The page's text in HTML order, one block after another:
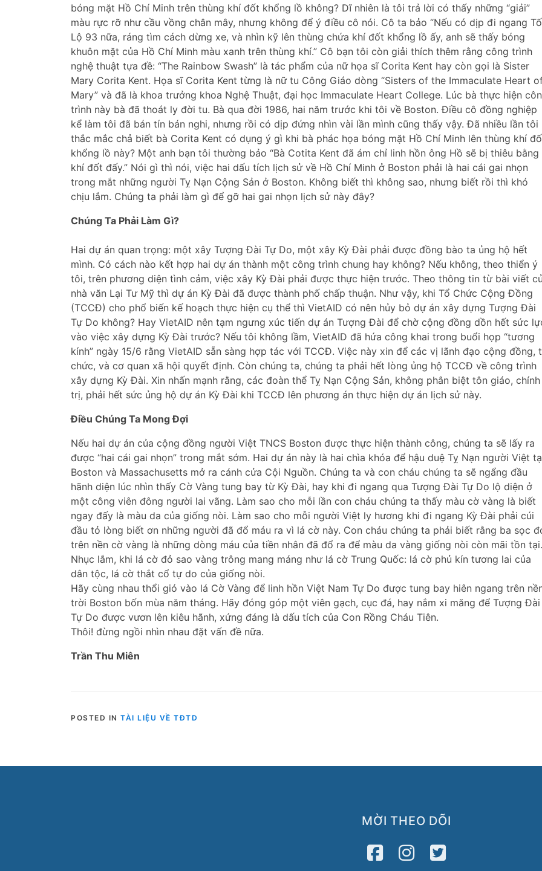
bóng mặt Hồ Chí Minh trên thùng khí đốt khổng lồ không? Dĩ nhiên là tôi trả lời có thấy những “giải”
màu rực rỡ như cầu vồng chân mây, nhưng không để ý điều cô nói. Cô ta bảo “Nếu có dịp đi ngang
Lộ 93 nữa, ráng tìm cách dừng xe, và nhìn kỹ lên thùng chứa khí đốt khổng lồ ấy, anh sẽ thấy bóng
khuôn mặt của Hồ Chí Minh màu xanh trên thùng khí.” Cô bạn tôi còn giải thích thêm rằng công trình
nghệ thuật tựa đề: “The Rainbow Swash” là tác phẩm của nữ họa sĩ Corita Kent hay còn gọi là Sister
Mary Corita Kent. Họa sĩ Corita Kent từng là nữ tu Công Giáo dòng “Sisters of the Immaculate Heart
Mary” và đã là khoa trưởng khoa Nghệ Thuật, đại học Immaculate Heart College. Lúc bà thực hiện
trình này bà đã thoát ly đời tu. Bà qua đời 1986, hai năm trước khi tôi về Boston. Điều cô đồng nghiệp
kể làm tôi đã bán tín bán nghi, nhưng rồi có dịp đứng nhìn vài lần mình cũng thấy vậy. Đã nhiều lần tôi
thắc mắc chả biết bà Corita Kent có dụng ý gì khi bà phác họa bóng mặt Hồ Chí Minh lên thùng khí
khổng lồ này? Một anh bạn tôi thường bảo “Bà Cotita Kent đã ám chỉ linh hồn ông Hồ sẽ bị thiêu bằng
khí đốt đấy.” Nói gì thì nói, việc hai dấu tích lịch sử về Hồ Chí Minh ở Boston phải là hai cái gai nhọn
trong mắt những người Tỵ Nạn Cộng Sản ở Boston. Không biết thì không sao, nhưng biết rồi thì khó
chịu lắm. Chúng ta phải làm gì để gỡ hai gai nhọn lịch sử này đây?
Chúng Ta Phải Làm Gì?
Hai dự án quan trọng: một xây Tượng Đài Tự Do, một xây Kỳ Đài phải được đồng bào ta ủng hộ hết
mình. Có cách nào kết hợp hai dự án thành một công trình chung hay không? Nếu không, theo thiển ý
tôi, trên phương diện tình cảm, việc xây Kỳ Đài phải được thực hiện trước. Theo thông tin từ bài viết
nhà văn Lại Tư Mỹ thì dự án Kỳ Đài đã được thành phố chấp thuận. Như vậy, khi Tổ Chức Cộng Đồng
(TCCĐ) cho phổ biến kế hoạch thực hiện cụ thể thì VietAID có nên hủy bỏ dự án xây dựng Tượng Đài
Tự Do không? Hay VietAID nên tạm ngưng xúc tiến dự án Tượng Đài để chờ cộng đồng dồn hết sức
vào việc xây dựng Kỳ Đài trước? Nếu tôi không lầm, VietAID đã hứa công khai trong buổi họp “tương
kính” ngày 15/6 rằng VietAID sẵn sàng hợp tác với TCCĐ. Việc này xin để các vị lãnh đạo cộng đồng,
chức, và cơ quan xã hội quyết định. Còn chúng ta, chúng ta phải hết lòng ủng hộ TCCĐ về công trình
xây dựng Kỳ Đài. Xin nhấn mạnh rằng, các đoàn thể Tỵ Nạn Cộng Sản, không phân biệt tôn giáo, chính
trị, phải hết sức ủng hộ dự án Kỳ Đài khi TCCĐ lên phương án thực hiện dự án lịch sử này.
Điều Chúng Ta Mong Đợi
Nếu hai dự án của cộng đồng người Việt TNCS Boston được thực hiện thành công, chúng ta sẽ lấy ra
được “hai cái gai nhọn” trong mắt sớm. Hai dự án này là hai chìa khóa để hậu duệ Tỵ Nạn người Việt
Boston và Massachusetts mở ra cánh cửa Cội Nguồn. Chúng ta và con cháu chúng ta sẽ ngẩng đầu
hãnh diện lúc nhìn thấy Cờ Vàng tung bay từ Kỳ Đài, hay khi đi ngang qua Tượng Đài Tự Do lộ diện ở
một công viên đông người lai vãng. Làm sao cho mỗi lần con cháu chúng ta thấy màu cờ vàng là biết
ngay đấy là màu da của giống nòi. Làm sao cho mỗi người Việt ly hương khi đi ngang Kỳ Đài phải cúi
đầu tỏ lòng biết ơn những người đã đổ máu ra vì lá cờ này. Con cháu chúng ta phải biết rằng ba sọc
trên nền cờ vàng là những dòng máu của tiền nhân đã đổ ra để màu da vàng giống nòi còn mãi tồn tại.
Nhục lắm, khi lá cờ đỏ sao vàng trông mang máng như lá cờ Trung Quốc: lá cờ phủ kín tương lai của
dân tộc, lá cờ thắt cổ tự do của giống nòi.
Hãy cùng nhau thổi gió vào lá Cờ Vàng để linh hồn Việt Nam Tự Do được tung bay hiên ngang trên
trời Boston bốn mùa năm tháng. Hãy đóng góp một viên gạch, cục đá, hay nắm xi măng để Tượng Đài
Tự Do được vươn lên kiêu hãnh, xứng đáng là dấu tích của Con Rồng Cháu Tiên.
Thôi! đừng ngồi nhìn nhau đặt vấn đề nữa.
Trần Thu Miên
POSTED IN TÀI LIỆU VỀ TĐTD
MỜI THEO DÕI